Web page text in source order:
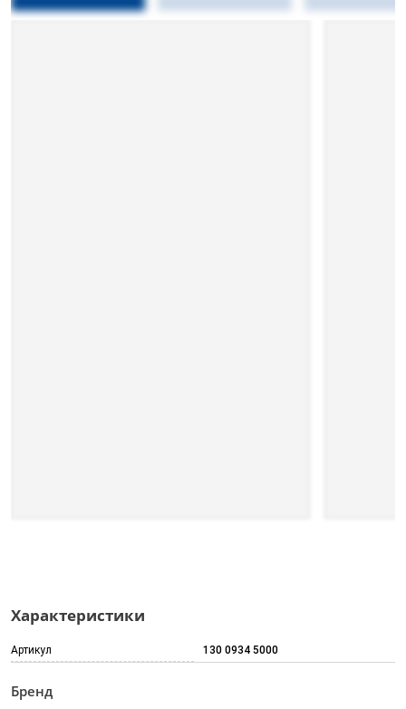
Характеристики
Артикул 130 0934 5000
Бренд